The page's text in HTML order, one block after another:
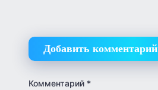
Добавить комментарий
Комментарий *